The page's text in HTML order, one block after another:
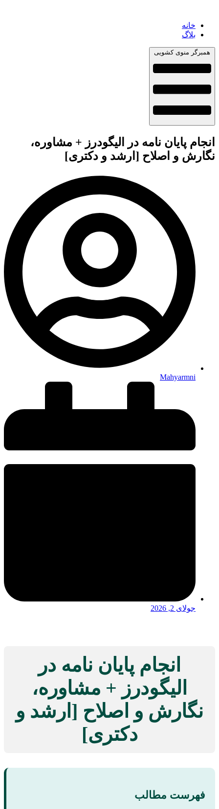
خانه
بلاگ
همبرگر منوی کشویی
انجام پایان نامه در الیگودرز + مشاوره،
نگارش و اصلاح [ارشد و دکتری]
Mahyarmni
جولای 2, 2026
انجام پایان نامه در
الیگودرز + مشاوره،
نگارش و اصلاح [ارشد و
دکتری]
فهرست مطالب